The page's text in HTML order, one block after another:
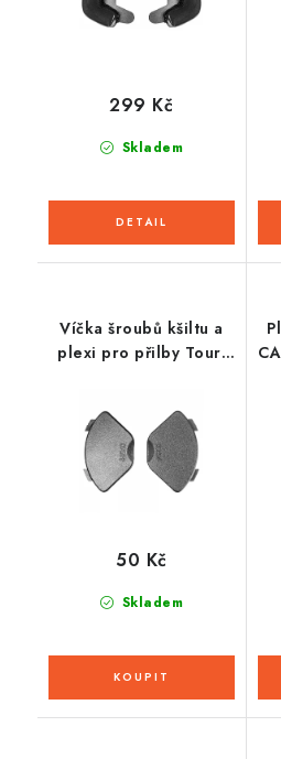
Skladem
299 Kč
Víčka šroubů kšiltu a
plexi pro přilby Tour,
Skladem
50 Kč